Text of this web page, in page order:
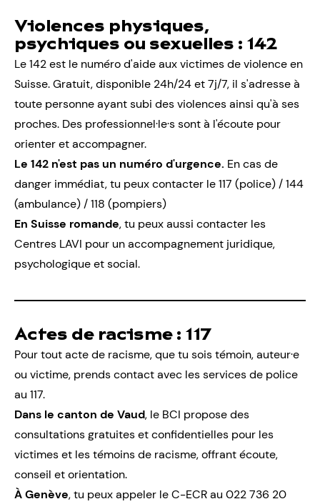
Violences physiques,
psychiques ou sexuelles : 142
Le 142 est le numéro d'aide aux victimes de violence en
Suisse. Gratuit, disponible 24h/24 et 7j/7, il s'adresse à
toute personne ayant subi des violences ainsi qu'à ses
proches. Des professionnel·le·s sont à l'écoute pour
orienter et accompagner.
Le 142 n'est pas un numéro d'urgence. En cas de
danger immédiat, tu peux contacter le 117 (police) / 144
(ambulance) / 118 (pompiers)
En Suisse romande, tu peux aussi contacter les
Centres LAVI pour un accompagnement juridique,
psychologique et social.
Actes de racisme : 117
Pour tout acte de racisme, que tu sois témoin, auteur·e
ou victime, prends contact avec les services de police
au 117.
Dans le canton de Vaud, le BCI propose des
consultations gratuites et confidentielles pour les
victimes et les témoins de racisme, offrant écoute,
conseil et orientation.
À Genève, tu peux appeler leC-ECRau 022 736 20